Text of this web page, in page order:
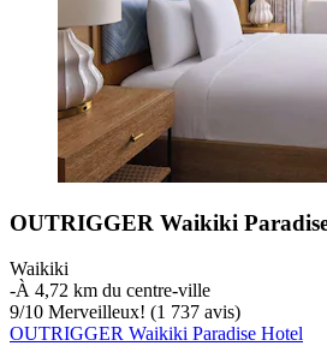
OUTRIGGER Waikiki
Waikiki
‐À 4,72 km du centre-ville
9/10 Merveilleux! (1 737 avis)
OUTRIGGER Waikiki Paradise Hotel